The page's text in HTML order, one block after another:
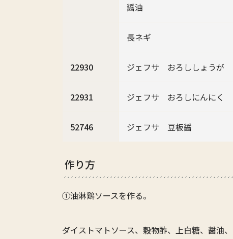
醤油
長ネギ
22930 ジェフサ おろししょうが
22931 ジェフサ おろしにんにく
52746 ジェフサ 豆板醤
作り方
①油淋鶏ソースを作る。
ダイストマトソース、穀物酢、上白糖、醤油、